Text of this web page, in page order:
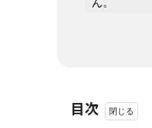
ん。
目次